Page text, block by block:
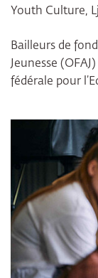
Youth Culture,
Bailleurs de
Jeunesse
fédérale pour
Bildergalerie